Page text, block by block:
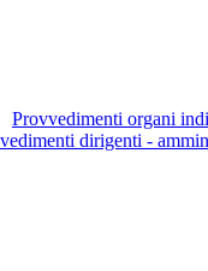
Provvedimenti organi
dirigenti -